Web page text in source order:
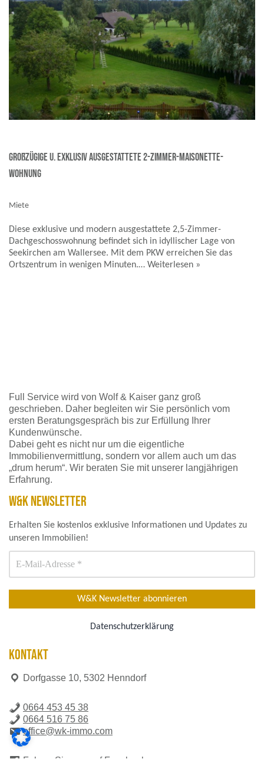
großzügige u. exklusiv ausgestattete 2-Zimmer-Maisonette-
Wohnung
Miete
Diese exklusive und modern ausgestattete 2,5-Zimmer-
Dachgeschosswohnung befindet sich in idyllischer Lage von
Seekirchen am Wallersee. Mit dem PKW erreichen Sie das
Ortszentrum in wenigen Minuten.… Weiterlesen »
Full Service wird von Wolf & Kaiser ganz groß
geschrieben. Daher begleiten wir Sie persönlich vom
ersten Beratungsgespräch bis zur Erfüllung Ihrer
Kundenwünsche.
Dabei geht es nicht nur um die eigentliche
Immobilienvermittlung, sondern vor allem auch um das
„drum herum“. Wir beraten Sie mit unserer langjährigen
Erfahrung.
W&K NEWSLETTER
Erhalten Sie kostenlos exklusive Informationen und Updates zu
unseren Immobilien!
Datenschutzerklärung
KONTAKT
Dorfgasse 10, 5302 Henndorf
0664 453 45 38
0664 516 75 86
office@wk-immo.com